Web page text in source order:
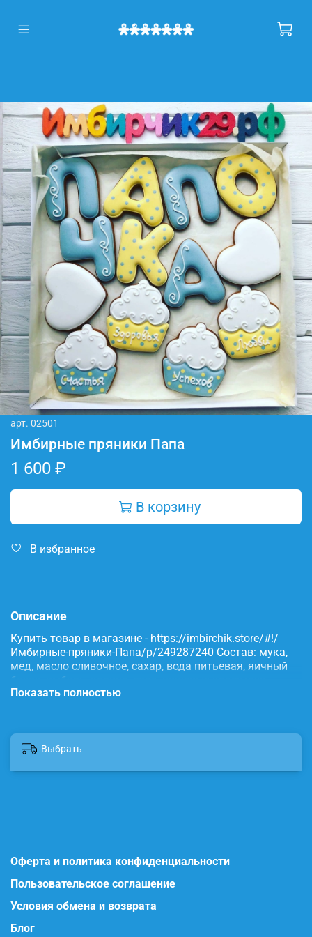
арт. 02501
Имбирные пряники Папа
1 600 ₽
В корзину
В избранное
Описание
Купить товар в магазине - https://imbirchik.store/#!/
Имбирные-пряники-Папа/p/249287240 Состав: мука,
мед, масло сливочное, сахар, вода питьевая, яичный
белок, имбирь, корица, сода, пищевые красители.
Показать полностью
Выбрать
Оферта и политика конфиденциальности
Пользовательское соглашение
Условия обмена и возврата
Блог